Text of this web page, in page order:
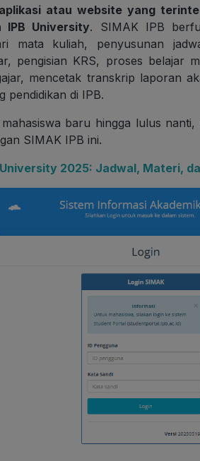
aplikasi atau website yang
IPB University. SIMAK IPB
mata kuliah, penyusunan
pengisian KRS, proses belajar
mencetak transkrip laporan
pendidikan di IPB.
baru hingga lulus
SIMAK IPB ini.
2025: Jadwal, Materi,